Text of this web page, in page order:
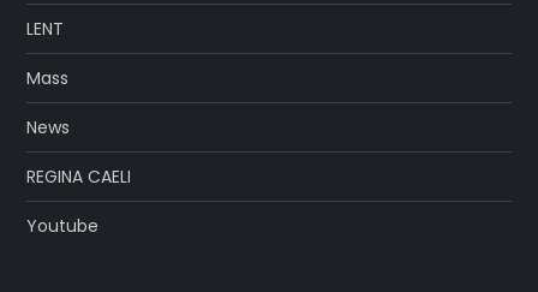
LENT
Mass
News
REGINA CAELI
Youtube